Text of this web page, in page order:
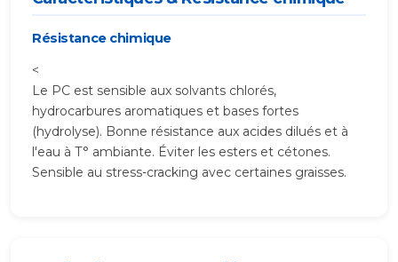
Résistance chimique
<
Le PC est sensible aux solvants chlorés,
hydrocarbures aromatiques et bases fortes
(hydrolyse). Bonne résistance aux acides dilués et à
l'eau à T° ambiante. Éviter les esters et cétones.
Sensible au stress-cracking avec certaines graisses.